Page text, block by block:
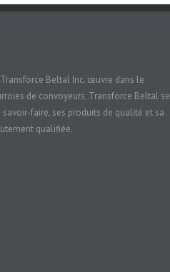
Beltal Inc. œuvre dans le
de convoyeurs. Transforce Beltal se
faire, ses produits de qualité et sa
qualifiée.